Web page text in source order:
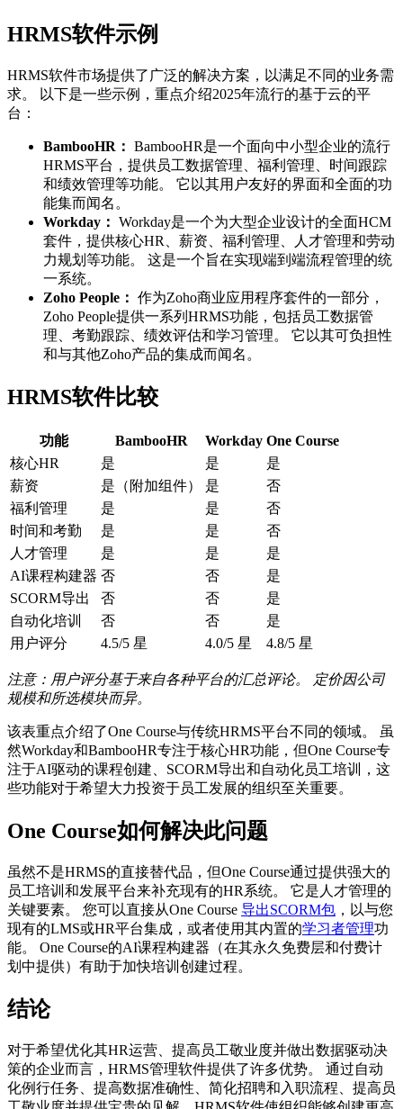
HRMS软件示例
HRMS软件市场提供了广泛的解决方案，以满足不同的业务需
求。 以下是一些示例，重点介绍2025年流行的基于云的平
台：
BambooHR： BambooHR是一个面向中小型企业的流行
HRMS平台，提供员工数据管理、福利管理、时间跟踪
和绩效管理等功能。 它以其用户友好的界面和全面的功
能集而闻名。
Workday： Workday是一个为大型企业设计的全面HCM
套件，提供核心HR、薪资、福利管理、人才管理和劳动
力规划等功能。 这是一个旨在实现端到端流程管理的统
一系统。
Zoho People： 作为Zoho商业应用程序套件的一部分，
Zoho People提供一系列HRMS功能，包括员工数据管
理、考勤跟踪、绩效评估和学习管理。 它以其可负担性
和与其他Zoho产品的集成而闻名。
HRMS软件比较
功能 BambooHR Workday One Course
核心HR
是 是
是
薪资
是（附加组件） 是
否
福利管理
是 是
否
时间和考勤
是 是
否
人才管理
是 是
是
AI课程构建器 否 否
是
SCORM导出
否 否
是
自动化培训
否 否
是
用户评分
4.5/5 星 4.0/5 星 4.8/5 星
注意：用户评分基于来自各种平台的汇总评论。 定价因公司
规模和所选模块而异。
该表重点介绍了One Course与传统HRMS平台不同的领域。 虽
然Workday和BambooHR专注于核心HR功能，但One Course专
注于AI驱动的课程创建、SCORM导出和自动化员工培训，这
些功能对于希望大力投资于员工发展的组织至关重要。
One Course如何解决此问题
虽然不是HRMS的直接替代品，但One Course通过提供强大的
员工培训和发展平台来补充现有的HR系统。 它是人才管理的
关键要素。 您可以直接从One Course 导出SCORM包 ，以与您
现有的LMS或HR平台集成，或者使用其内置的学习者管理功
能。 One Course的AI课程构建器（在其永久免费层和付费计
划中提供）有助于加快培训创建过程。
结论
对于希望优化其HR运营、提高员工敬业度并做出数据驱动决
策的企业而言，HRMS管理软件提供了许多优势。 通过自动
化例行任务、提高数据准确性、简化招聘和入职流程、提高员